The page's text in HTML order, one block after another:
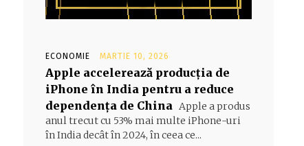
ECONOMIE MARTIE 10, 2026
Apple accelerează producția de
iPhone în India pentru a reduce
dependența de China Apple a produs
anul trecut cu 53% mai multe iPhone-uri
în India decât în 2024, în ceea ce...